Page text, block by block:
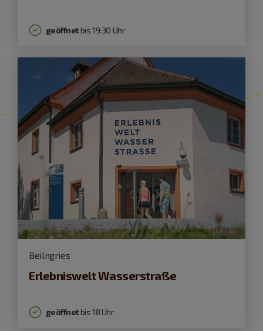
geöffnetbis 19:30 Uhr
Beilngries
Erlebniswelt Wasserstraße
geöffnetbis 18 Uhr